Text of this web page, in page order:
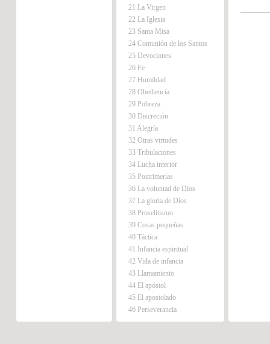
21 La Virgen
22 La Iglesia
23 Santa Misa
24 Comunión de los Santos
25 Devociones
26 Fe
27 Humildad
28 Obediencia
29 Pobreza
30 Discreción
31 Alegría
32 Otras virtudes
33 Tribulaciones
34 Lucha interior
35 Postrimerías
36 La voluntad de Dios
37 La gloria de Dios
38 Proselitismo
39 Cosas pequeñas
40 Táctica
41 Infancia espiritual
42 Vida de infancia
43 Llamamiento
44 El apóstol
45 El apostolado
46 Perseverancia